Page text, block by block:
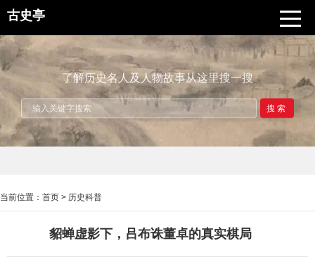
古史亭
了解历史名人及人物故事从这里搜一搜
搜索
当前位置： 首页 > 历史科普
貂蝉虚影下，吕布诛董卓的真实棋局